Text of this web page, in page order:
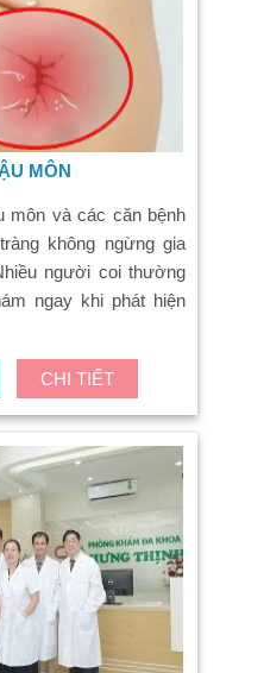
MÔN
môn và các căn bệnh
không ngừng gia
người coi thường
ngay khi phát hiện
CHI TIẾT